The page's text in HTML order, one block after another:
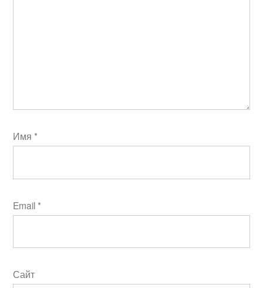
Имя *
Email *
Сайт